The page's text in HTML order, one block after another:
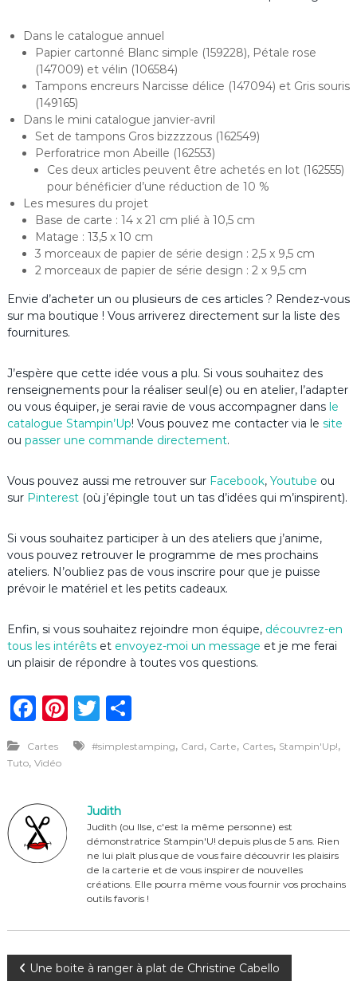
Dans le catalogue annuel
Papier cartonné Blanc simple (159228), Pétale rose
(147009) et vélin (106584)
Tampons encreurs Narcisse délice (147094) et Gris souris
(149165)
Dans le mini catalogue janvier-avril
Set de tampons Gros bizzzzous (162549)
Perforatrice mon Abeille (162553)
Ces deux articles peuvent être achetés en lot (162555)
pour bénéficier d’une réduction de 10 %
Les mesures du projet
Base de carte : 14 x 21 cm plié à 10,5 cm
Matage : 13,5 x 10 cm
3 morceaux de papier de série design : 2,5 x 9,5 cm
2 morceaux de papier de série design : 2 x 9,5 cm
Envie d’acheter un ou plusieurs de ces articles ? Rendez-vous
sur ma boutique ! Vous arriverez directement sur la liste des
fournitures.
J’espère que cette idée vous a plu. Si vous souhaitez des
renseignements pour la réaliser seul(e) ou en atelier, l’adapter
ou vous équiper, je serai ravie de vous accompagner dans le
catalogue Stampin’Up! Vous pouvez me contacter via le site
ou passer une commande directement.
Vous pouvez aussi me retrouver sur Facebook, Youtube ou
sur Pinterest (où j’épingle tout un tas d’idées qui m’inspirent).
Si vous souhaitez participer à un des ateliers que j’anime,
vous pouvez retrouver le programme de mes prochains
ateliers. N’oubliez pas de vous inscrire pour que je puisse
prévoir le matériel et les petits cadeaux.
Enfin, si vous souhaitez rejoindre mon équipe, découvrez-en
tous les intérêtset envoyez-moi un message et je me ferai
un plaisir de répondre à toutes vos questions.
F
c
b
o
o
Pi
n
te
st
T
it
r
P
ta
Cartes #simplestamping, Card, Carte, Cartes, Stampin'Up!,
Tuto, Vidéo
Judith
Judith (ou Ilse, c'est la même personne) est
démonstratrice Stampin'U! depuis plus de 5 ans. Rien
ne lui plaît plus que de vous faire découvrir les plaisirs
de la carterie et de vous inspirer de nouvelles
créations. Elle pourra même vous fournir vos prochains
outils favoris !
N Une boite à ranger à plat de Christine Cabello